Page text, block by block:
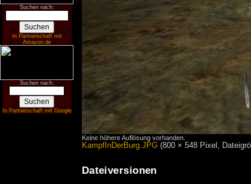
Suchen nach:
In Partnerschaft mit
Amazon.de
Suchen nach:
In Partnerschaft mit Google
Keine höhere Auflösung vorhanden.
KampfInDerBurg.JPG‎ (800 × 548 Pixel,
Dateiversionen